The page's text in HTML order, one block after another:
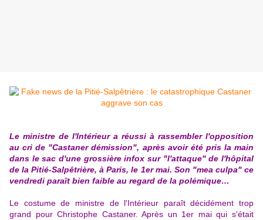
Le ministre de l'Intérieur a réussi à rassembler l'opposition
au cri de "Castaner démission", après avoir été pris la main
dans le sac d'une grossière infox sur "l'attaque" de l'hôpital
de la Pitié-Salpêtrière, à Paris, le 1er mai. Son "mea culpa" ce
vendredi paraît bien faible au regard de la polémique…
Le costume de ministre de l'Intérieur paraît décidément trop
grand pour Christophe Castaner. Après un 1er mai qui s'était